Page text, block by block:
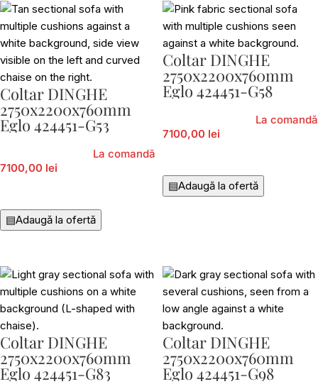
Coltar DINGHE
2750x2200x760mm
Eglo 424451-G53
7100,00 lei
La comandă
▤Adaugă la ofertă
Coltar DINGHE
2750x2200x760mm
Eglo 424451-G58
7100,00 lei
La comandă
▤Adaugă la ofertă
Coltar DINGHE
2750x2200x760mm
Eglo 424451-G83
Coltar DINGHE
2750x2200x760mm
Eglo 424451-G98